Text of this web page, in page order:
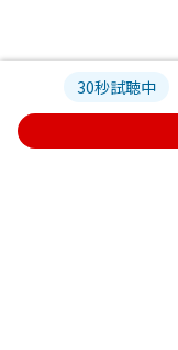
30秒試聴中